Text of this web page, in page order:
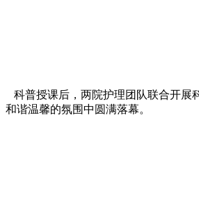
科普授课后，两院护理团队联合开展
和谐温馨的氛围中圆满落幕。